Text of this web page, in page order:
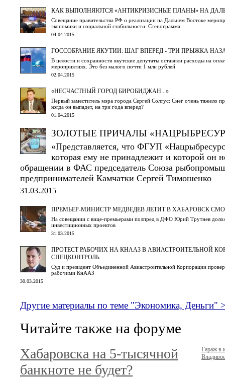
КАК ВЫПОЛНЯЮТСЯ «АНТИКРИЗИСНЫЕ ПЛАНЫ» НА
Совещание правительства РФ о реализации на Дальнем Востоке
экономики и социальной стабильности. Стенограмма
04.04.2015
ГОССОБРАНИЕ ЯКУТИИ: ШАГ ВПЕРЕД - ТРИ ПРЫЖКА
В целости и сохранности якутские депутаты оставили расходы на
мероприятиях. Это без малого почти 1 млн рублей
02.04.2015
«НЕСЧАСТНЫЙ ГОРОД БИРОБИДЖАН...»
Первый заместитель мэра города Сергей Солтус: Снег очень тяжело
когда он выпадет, на три года вперед?
01.04.2015
ЗОЛОТЫЕ ПРИЧАЛЫ
«Представляется, что ФГУП
которая ему не принадлежит и которой он
обращении в ФАС председатель Союза
предпринимателей Камчатки Сергей Тимошенко
31.03.2015
ПРЕМЬЕР-МИНИСТР МЕДВЕДЕВ ЛЕТИТ В ХАБАРОВСК
На совещании с вице-премьерами полпред в ДФО Юрий Трутнев
инвестиционных проектов
31.03.2015
ПРОТЕСТ РАБОЧИХ НА КНААЗ В АВИАСТРОИТЕЛЬНОЙ
СПЕЦКОНТРОЛЬ
Суд и президент Объединенной Авиастроительной Корпорации
рабочими КнААЗ
30.03.2015
Другие материалы по теме "Экономика, Деньги"
Читайте также на форуме
Хабаровска на 5-тысячной
банкноте не будет?
Гараж в